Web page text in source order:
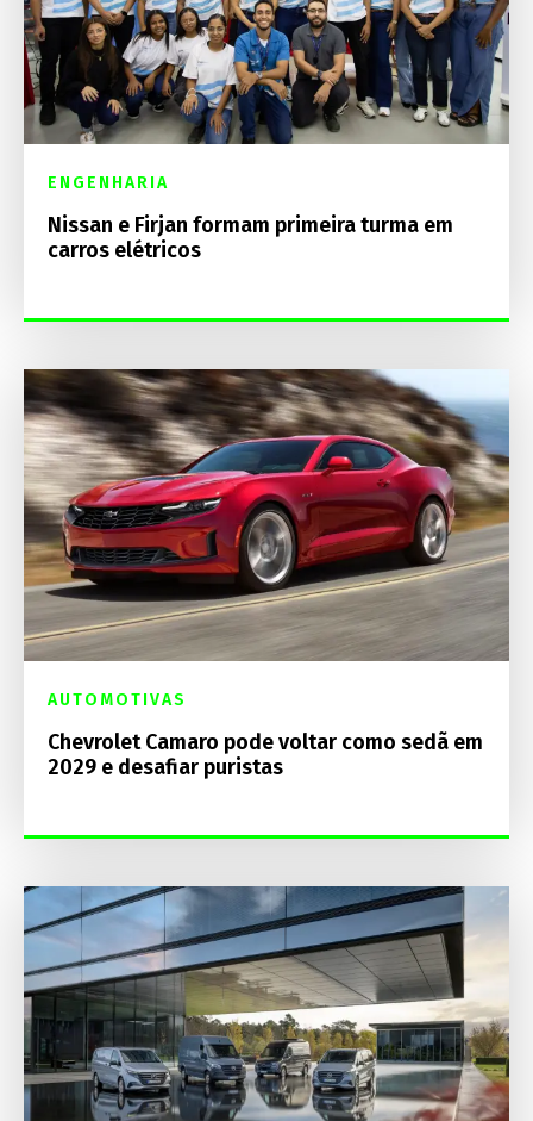
ENGENHARIA
Nissan e Firjan formam primeira turma em
carros elétricos
AUTOMOTIVAS
Chevrolet Camaro pode voltar como sedã em
2029 e desafiar puristas